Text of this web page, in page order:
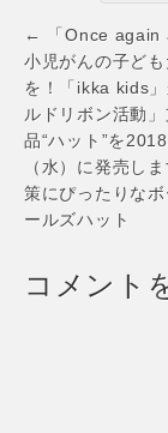
タート 平成28
本地震で被災
ました方々に
りお見舞い申
げます
Post
navigation
← 「Once again
小児がんの子ど
を！「ikka kids
ルドリボン活動
品“ハット”を
（水）に発売し
策にぴったりな
ールズハット
コメント